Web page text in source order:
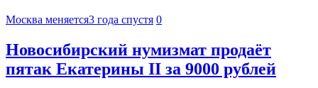
Москва меняется3 года спустя 0
Новосибирский нумизмат продаёт
пятак Екатерины II за 9000 рублей